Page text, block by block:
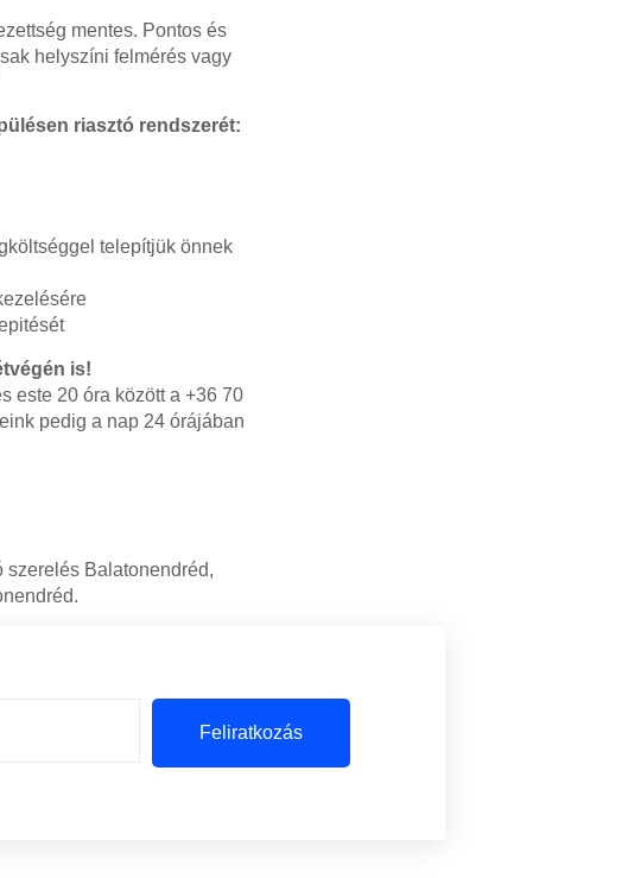
mentes. Pontos és
helyszíni felmérés vagy
riasztó rendszerét:
telepítjük önnek
is!
este 20 óra között a +36 70
pedig a nap 24 órájában
szerelés Balatonendréd,
Feliratkozás